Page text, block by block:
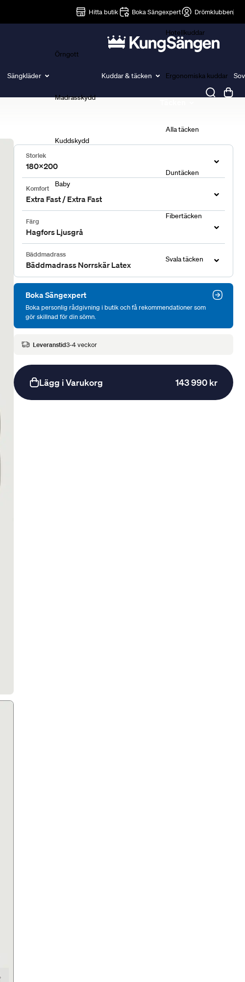
Hitta butik Boka Sängexpert Drömklubben
Sängkläder
Örngott
Madrasskydd
Kuddskydd
Baby
Kuddar & täcken
Hotellkuddar
Ergonomiska kuddar
Alla täcken
Duntäcken
Fibertäcken
Svala täcken
Storlek
180x200
Komfort
Extra Fast / Extra Fast
Färg
Hagfors Ljusgrå
Bäddmadrass
Bäddmadrass Norrskär Latex
Boka Sängexpert
Boka personlig rådgivning i butik och få rekommendationer som
gör skillnad för din sömn.
Leveranstid3-4 veckor
Lägg i Varukorg 143 990 kr